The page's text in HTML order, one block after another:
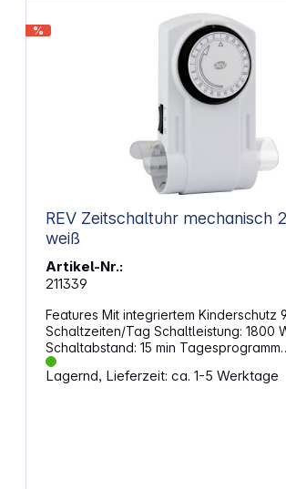
%
REV Zeitschaltuhr mechanisch 2-fach
weiß
Artikel-Nr.:
211339
Features Mit integriertem Kinderschutz 96
Schaltzeiten/Tag Schaltleistung: 1800 W Kleinster
Schaltabstand: 15 min Tagesprogramm
Wahlschalter je Steckdose Manuelles Einschalten
möglich Steckdosen unabhängig voneinander
Lagernd, Lieferzeit: ca. 1-5 Werktage